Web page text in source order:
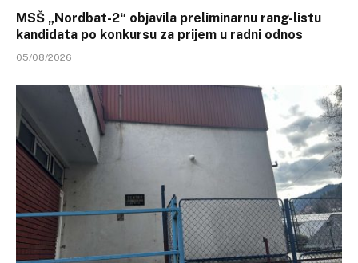
MSŠ „Nordbat-2“ objavila preliminarnu rang-listu
kandidata po konkursu za prijem u radni odnos
05/08/2026